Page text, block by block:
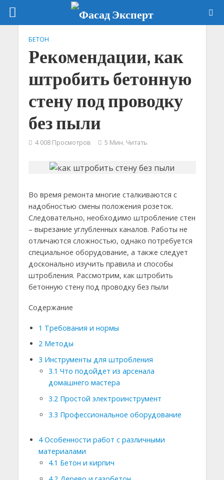
БЕТОН
Рекомендации, как
штробить бетонную
стену под проводку
без пыли
4 008 Просмотров 5 Мин. Читать
Во время ремонта многие сталкиваются с
надобностью смены положения розеток.
Следовательно, необходимо штробление стен
– вырезание углубленных каналов. Работы не
отличаются сложностью, однако потребуется
специальное оборудование, а также следует
досконально изучить правила и способы
штробления. Рассмотрим, как штробить
бетонную стену под проводку без пыли
Содержание
1 Требования и нормы
2Методы
3 Инструменты для штробления
3.1 Что подойдет из арсенала
домашнего мастера
3.2Простой электроинструмент
3.3 Профессиональное оборудование
4Особенности работ с различными
материалами
4.1 Бетон и кирпич